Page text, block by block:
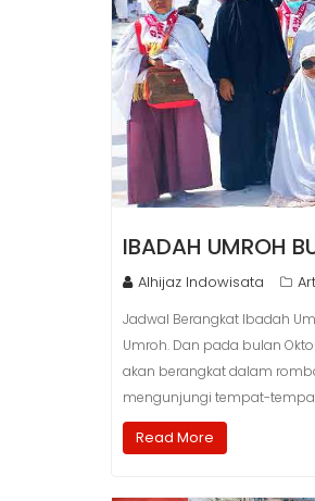
IBADAH UMROH
Alhijaz Indowisata
Jadwal Berangkat Ibadah
Umroh. Dan pada bulan
akan berangkat dalam
mengunjungi tempat-
Read More